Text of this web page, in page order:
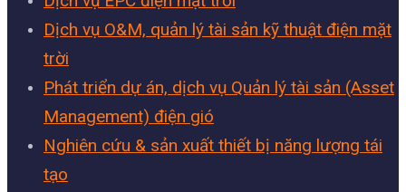
Dịch vụ O&M, quản lý tài sản kỹ thuật điện mặt
trời
Phát triển dự án, dịch vụ Quản lý tài sản (Asset
Management) điện gió
Nghiên cứu & sản xuất thiết bị năng lượng tái
tạo